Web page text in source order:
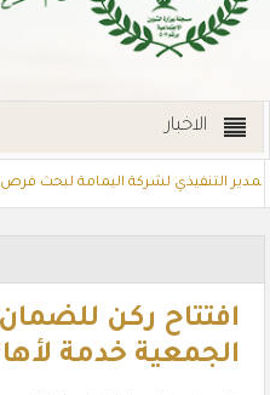
الاخبار
التنفيذي لشركة اليمامة لبحث فرص
افتتاح ركن
الجمعية خدمة